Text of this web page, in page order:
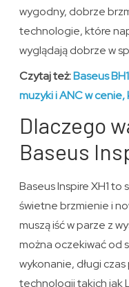
wygodny, dobrze
technologie, które
wyglądają dobrze w
Czytaj też:Baseus
muzyki i ANC w
Dlaczego
Baseus
Baseus Inspire XH1 to
świetne brzmienie i
muszą iść w parze z
można oczekiwać od
wykonanie, długi
technologii takich jak